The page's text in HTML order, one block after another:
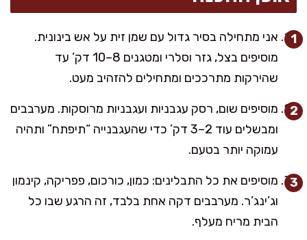
אני מתחילה בסיר גדול עם שמן זית על אש בינונית.
מוסיפים בצל, גזר וסלרי ומטגנים 8–10 דק’ עד
שהירקות מתרככים ומתחילים להזהיב מעט.
מוסיפים שום, רסק עגבניות ועגבניות מרוסקות. מערבבים
ומבשלים עוד 2–3 דק’ כדי שהעגבנייה “תיפתח” ותהיה
עמוקה יותר בטעם.
מוסיפים את כל התבלינים: כמון, כורכום, פפריקה, קינמון
וג’ינג’ר. מערבבים דקה אחת בלבד, זה הרגע שבו כל
הבית מריח מעלף.